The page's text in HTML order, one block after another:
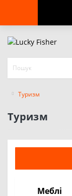
Туризм
Туризм
Меблі